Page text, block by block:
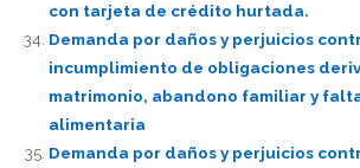
con tarjeta de crédito hurtada.
Demanda por daños y perjuicios
incumplimiento de obligaciones
matrimonio, abandono familiar y
alimentaria
Demanda por daños y perjuicios